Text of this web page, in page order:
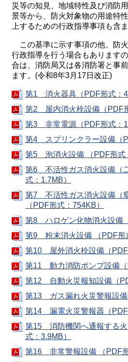
災等の知見、地域特性及び消防
景等から、防火対象物の用途特
上するための行政指導事項も含
この基準に示す事項の他、防
行政指導を行う場合もあります
合は、消防局又は各消防署と事
ます。(令和8年3月17日改正)
第1 消火器具（PDF形式：
第2 屋内消火栓設備（PDF
第3 非常電源（PDF形式：
第4 スプリンクラー設備（
第5 泡消火設備 （PDF形式
第6 不活性ガス消火設備（
式：1.7MB）
第7 不活性ガス消火設備（
（PDF形式：754KB）
第8 ハロゲン化物消火設備
第9 粉末消火設備 （PDF形
第10 屋外消火栓設備（PDF
第11 動力消防ポンプ設備（
第12 自動火災報知設備（
第13 ガス漏れ火災警報設備
第14 漏電火災警報器（PDF
第15 消防機関へ通報する
式：3.9MB）
第16 非常警報設備 （PDF形